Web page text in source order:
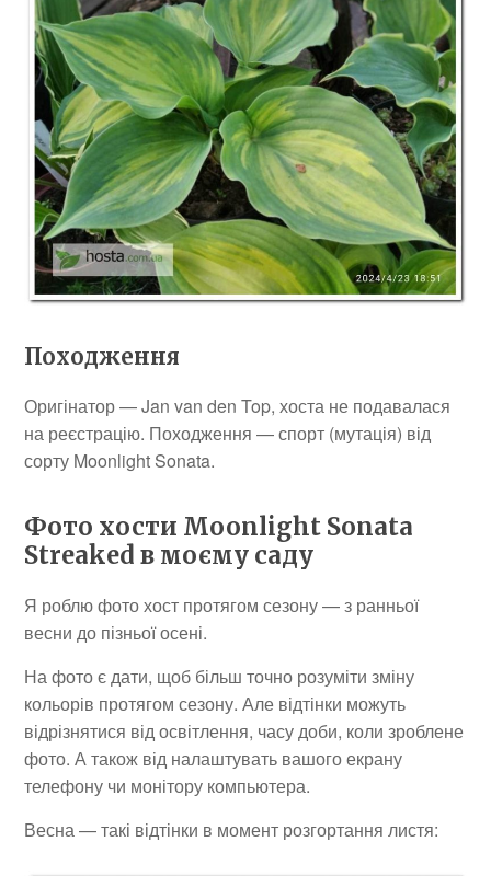
Походження
Оригінатор — Jan van den Top, хоста не подавалася
на реєстрацію. Походження — спорт (мутація) від
сорту Moonlight Sonata.
Фото хости Moonlight Sonata
Streaked в моєму саду
Я роблю фото хост протягом сезону — з ранньої
весни до пізньої осені.
На фото є дати, щоб більш точно розуміти зміну
кольорів протягом сезону. Але відтінки можуть
відрізнятися від освітлення, часу доби, коли зроблене
фото. А також від налаштувать вашого екрану
телефону чи монітору компьютера.
Весна — такі відтінки в момент розгортання листя: